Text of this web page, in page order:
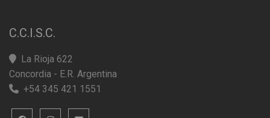
C.C.I.S.C.
La Rioja 622
Concordia - E.R. Argentina
+54 345 421 1551